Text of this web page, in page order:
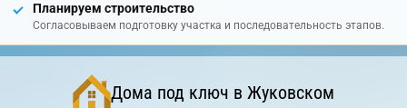
Планируем строительство
Согласовываем подготовку участка и последовательность этапов.
Дома под ключ в Жуковском